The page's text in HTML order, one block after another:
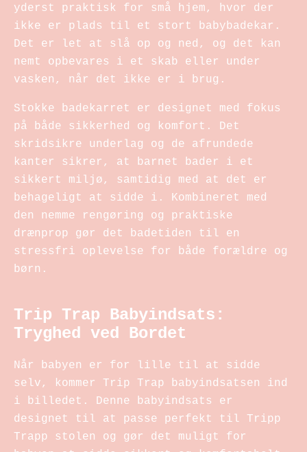
yderst praktisk for små hjem, hvor der
ikke er plads til et stort babybadekar.
Det er let at slå op og ned, og det kan
nemt opbevares i et skab eller under
vasken, når det ikke er i brug.
Stokke badekarret er designet med fokus
på både sikkerhed og komfort. Det
skridsikre underlag og de afrundede
kanter sikrer, at barnet bader i et
sikkert miljø, samtidig med at det er
behageligt at sidde i. Kombineret med
den nemme rengøring og praktiske
drænprop gør det badetiden til en
stressfri oplevelse for både forældre og
børn.
Trip Trap Babyindsats:
Tryghed ved Bordet
Når babyen er for lille til at sidde
selv, kommer Trip Trap babyindsatsen ind
i billedet. Denne babyindsats er
designet til at passe perfekt til Tripp
Trapp stolen og gør det muligt for